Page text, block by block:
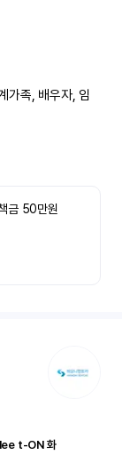
가족, 배우자, 임
금 50만원